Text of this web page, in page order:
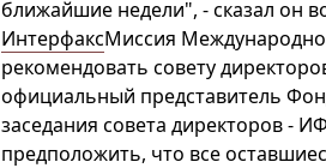
ближайшие недели", - сказал он
ИнтерфаксМиссия
рекомендовать совету
официальный представитель
заседания совета директоров -
предположить, что все